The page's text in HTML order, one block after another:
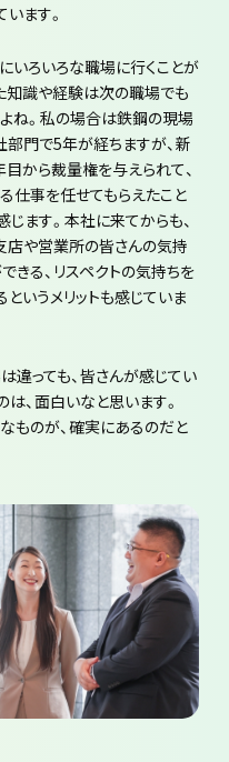
ます。
いろいろな職場に行くことが
知識や経験は次の職場でも
ね。私の場合は鉄鋼の現場
部門で5年が経ちますが、新
から裁量権を与えられて、
仕事を任せてもらえたこと
じます。本社に来てからも、
店や営業所の皆さんの気持
きる、リスペクトの気持ちを
いうメリットも感じていま
違っても、皆さんが感じてい
、面白いなと思います。
ものが、確実にあるのだと